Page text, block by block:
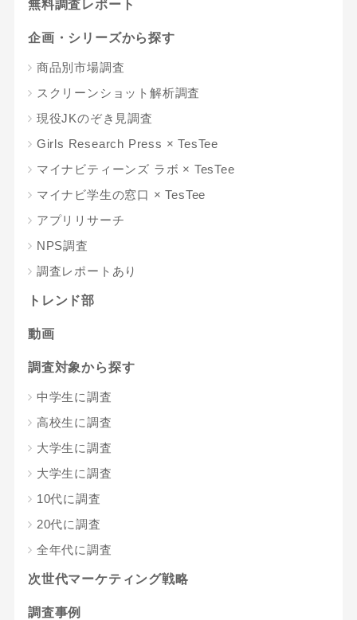
無料調査レポート
企画・シリーズから探す
商品別市場調査
スクリーンショット解析調査
現役JKのぞき見調査
Girls Research Press × TesTee
マイナビティーンズ ラボ × TesTee
マイナビ学生の窓口 × TesTee
アプリリサーチ
NPS調査
調査レポートあり
トレンド部
動画
調査対象から探す
中学生に調査
高校生に調査
大学生に調査
大学生に調査
10代に調査
20代に調査
全年代に調査
次世代マーケティング戦略
調査事例